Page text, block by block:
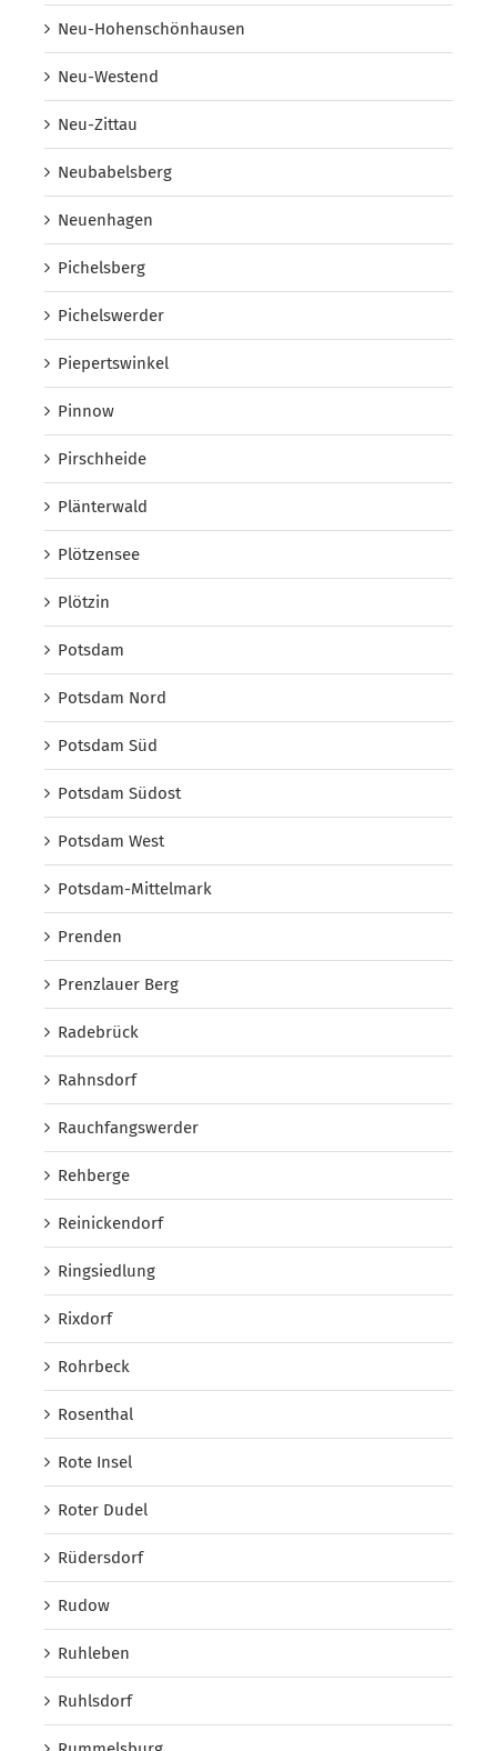
Neu-Hohenschönhausen
Neu-Westend
Neu-Zittau
Neubabelsberg
Neuenhagen
Pichelsberg
Pichelswerder
Piepertswinkel
Pinnow
Pirschheide
Plänterwald
Plötzensee
Plötzin
Potsdam
Potsdam Nord
Potsdam Süd
Potsdam Südost
Potsdam West
Potsdam-Mittelmark
Prenden
Prenzlauer Berg
Radebrück
Rahnsdorf
Rauchfangswerder
Rehberge
Reinickendorf
Ringsiedlung
Rixdorf
Rohrbeck
Rosenthal
Rote Insel
Roter Dudel
Rüdersdorf
Rudow
Ruhleben
Ruhlsdorf